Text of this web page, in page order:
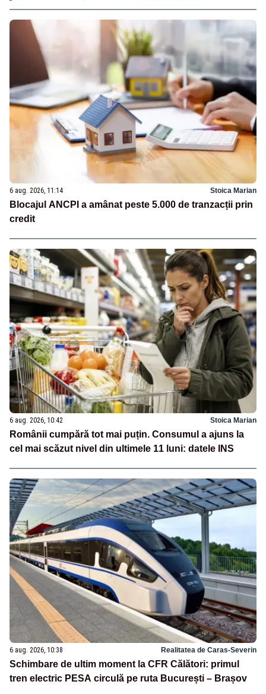
6 aug. 2026, 11:14 Stoica Marian
Blocajul ANCPI a amânat peste 5.000 de tranzacții prin
credit
6 aug. 2026, 10:42 Stoica Marian
Românii cumpără tot mai puțin. Consumul a ajuns la
cel mai scăzut nivel din ultimele 11 luni: datele INS
6 aug. 2026, 10:38 Realitatea de Caras-Severin
Schimbare de ultim moment la CFR Călători: primul
tren electric PESA circulă pe ruta București – Brașov